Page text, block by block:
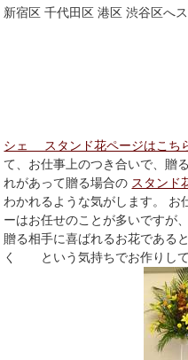
新宿区 千代田区 港区 渋谷区へ
シェ スタンド花ページはこち
て、お仕事上のつき合いで、贈
れがあって贈る場合の スタンド
わかれるような気がします。
ーはお任せのことが多いですが
贈る相手に喜ばれるお花である
く という気持ちでお作りして